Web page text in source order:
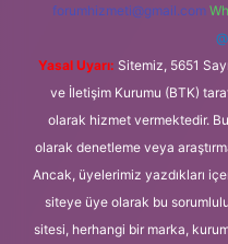
forumhizmeti@gmail.com
Yasal Uyarı: Sitemiz, 5651
ve İletişim Kurumu (BTK)
olarak hizmet vermektedir.
olarak denetleme veya
Ancak, üyelerimiz yazdıkları
siteye üye olarak bu
sitesi, herhangi bir marka,